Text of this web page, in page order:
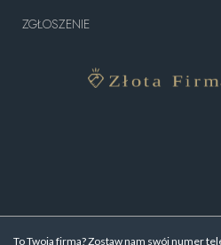
To Twoja firma? Zostaw nam swój numer
ZGŁOSZENIE